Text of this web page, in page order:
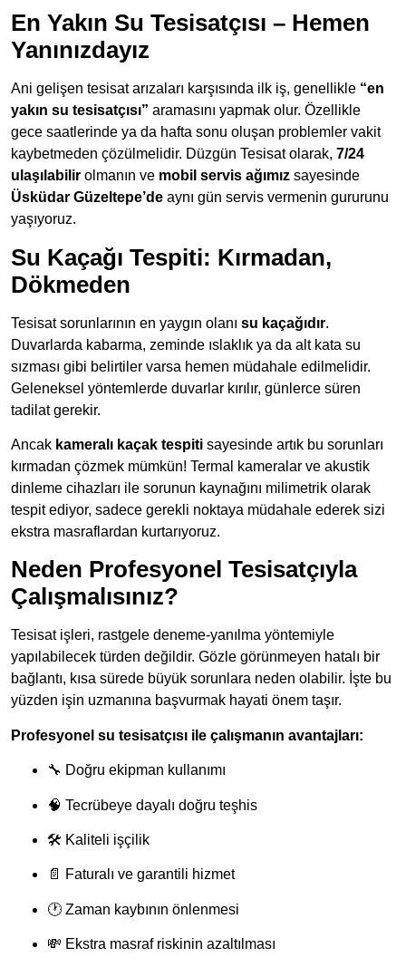
En Yakın Su Tesisatçısı – Hemen
Yanınızdayız
Ani gelişen tesisat arızaları karşısında ilk iş, genellikle “en
yakın su tesisatçısı” aramasını yapmak olur. Özellikle
gece saatlerinde ya da hafta sonu oluşan problemler vakit
kaybetmeden çözülmelidir. Düzgün Tesisat olarak, 7/24
ulaşılabilir olmanın ve mobil servis ağımız sayesinde
Üsküdar Güzeltepe’de aynı gün servis vermenin gururunu
yaşıyoruz.
Su Kaçağı Tespiti: Kırmadan,
Dökmeden
Tesisat sorunlarının en yaygın olanı su kaçağıdır.
Duvarlarda kabarma, zeminde ıslaklık ya da alt kata su
sızması gibi belirtiler varsa hemen müdahale edilmelidir.
Geleneksel yöntemlerde duvarlar kırılır, günlerce süren
tadilat gerekir.
Ancak kameralı kaçak tespiti sayesinde artık bu sorunları
kırmadan çözmek mümkün! Termal kameralar ve akustik
dinleme cihazları ile sorunun kaynağını milimetrik olarak
tespit ediyor, sadece gerekli noktaya müdahale ederek sizi
ekstra masraflardan kurtarıyoruz.
Neden Profesyonel Tesisatçıyla
Çalışmalısınız?
Tesisat işleri, rastgele deneme-yanılma yöntemiyle
yapılabilecek türden değildir. Gözle görünmeyen hatalı bir
bağlantı, kısa sürede büyük sorunlara neden olabilir. İşte bu
yüzden işin uzmanına başvurmak hayati önem taşır.
Profesyonel su tesisatçısı ile çalışmanın avantajları:
🔧 Doğru ekipman kullanımı
🧠 Tecrübeye dayalı doğru teşhis
🛠 Kaliteli işçilik
📄 Faturalı ve garantili hizmet
🕐 Zaman kaybının önlenmesi
💸 Ekstra masraf riskinin azaltılması